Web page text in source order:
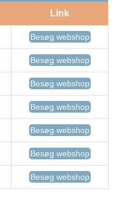
Link
Besøg webshop
Besøg webshop
Besøg webshop
Besøg webshop
Besøg webshop
Besøg webshop
Besøg webshop